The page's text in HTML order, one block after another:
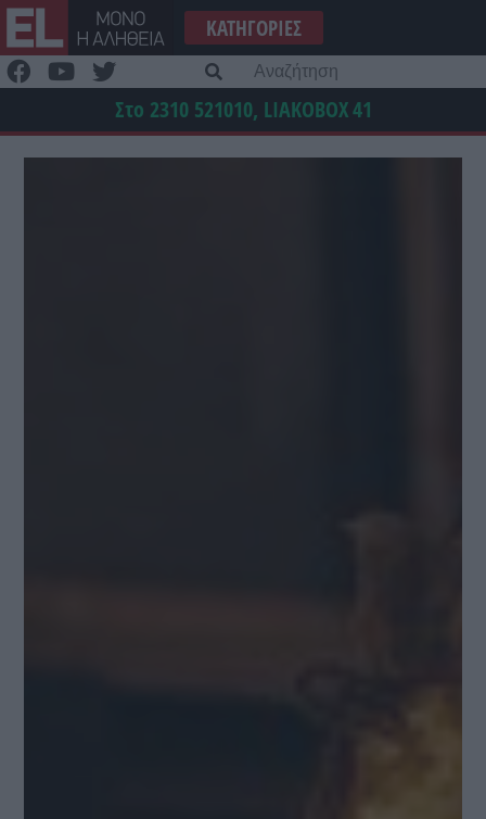
Μετάβαση
στο
περιεχόμενο
ΚΑΤΗΓΟΡΊΕΣ
Στο 2310 521010, LIAKOBOX41